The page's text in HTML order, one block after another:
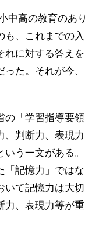
中高の教育のあり
も、これまでの入
れに対する答えを
た。それが今、
の「学習指導要領
、判断力、表現力
う一文がある。
「記憶力」ではな
いて記憶力は大切
力、表現力等が重